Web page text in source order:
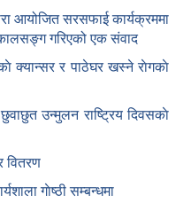
आयोजित सरसफाई कार्यक्रममा
गरिएको एक संवाद
क्यान्सर र पाठेघर खस्‍ने राेगकाे
उन्मुलन राष्ट्रिय दिवसकाे
वितरण
गाेष्ठी सम्बन्धमा